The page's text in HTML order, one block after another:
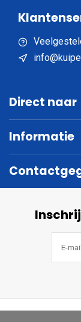
Direct naar
Informatie